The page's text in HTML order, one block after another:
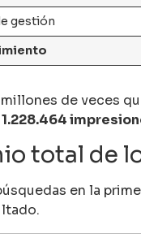
gestión
de veces
1.228.464
total de
en la